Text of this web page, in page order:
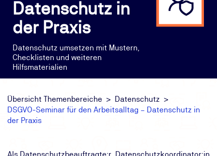
Datenschutz in
der Praxis
Datenschutz umsetzen mit Mustern,
Checklisten und weiteren
Hilfsmaterialien
Übersicht Themenbereiche
Datenschutz
DSGVO-Seminar für den Arbeitsalltag – Datenschutz in
der Praxis
Als Datenschutzbeauftragte:r, Datenschutzkoordinator:in